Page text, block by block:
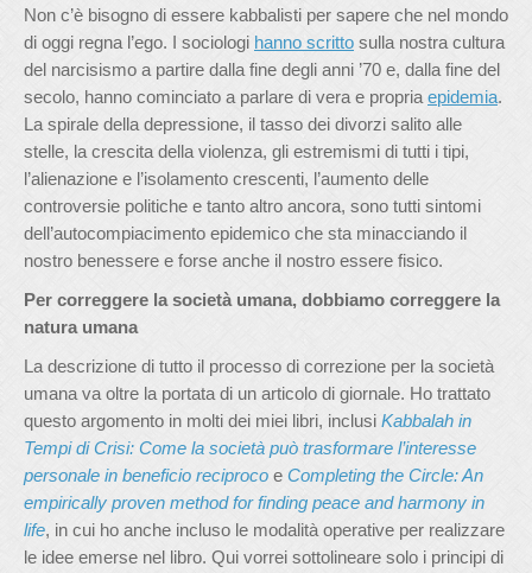
Non c’è bisogno di essere kabbalisti per sapere che nel mondo
di oggi regna l’ego. I sociologi hanno scritto sulla nostra cultura
del narcisismo a partire dalla fine degli anni ’70 e, dalla fine del
secolo, hanno cominciato a parlare di vera e propria epidemia.
La spirale della depressione, il tasso dei divorzi salito alle
stelle, la crescita della violenza, gli estremismi di tutti i tipi,
l’alienazione e l’isolamento crescenti, l’aumento delle
controversie politiche e tanto altro ancora, sono tutti sintomi
dell’autocompiacimento epidemico che sta minacciando il
nostro benessere e forse anche il nostro essere fisico.
Per correggere la società umana, dobbiamo correggere la
natura umana
La descrizione di tutto il processo di correzione per la società
umana va oltre la portata di un articolo di giornale. Ho trattato
questo argomento in molti dei miei libri, inclusi Kabbalah in
Tempi di Crisi: Come la società può trasformare l’interesse
personale in beneficio reciproco e Completing the Circle: An
empirically proven method for finding peace and harmony in
life, in cui ho anche incluso le modalità operative per realizzare
le idee emerse nel libro. Qui vorrei sottolineare solo i principi di